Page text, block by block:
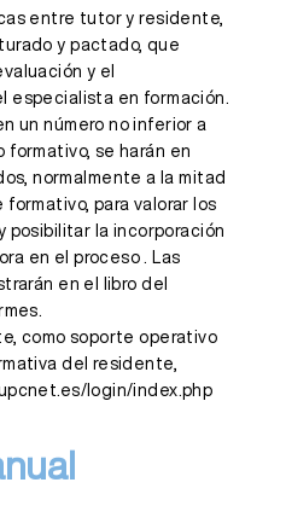
entre tutor y residente,
y pactado, que
y el
especialista en formación.
un número no inferior a
formativo, se harán en
normalmente a la mitad
formativo, para valorar los
posibilitar la incorporación
en el proceso . Las
en el libro del
como soporte operativo
del residente,
login/index.php